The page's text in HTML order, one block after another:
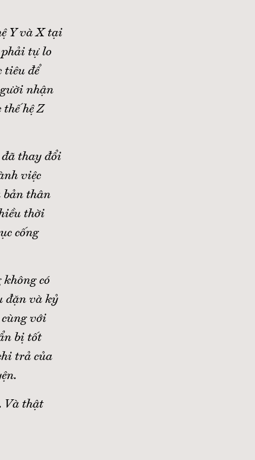
Y và X tại
phải tự lo
tiêu để
nhận
hệ Z
thay đổi
việc
bản thân
thời
cống
có
đặn và kỷ
với
bị tốt
trả của
Và thật